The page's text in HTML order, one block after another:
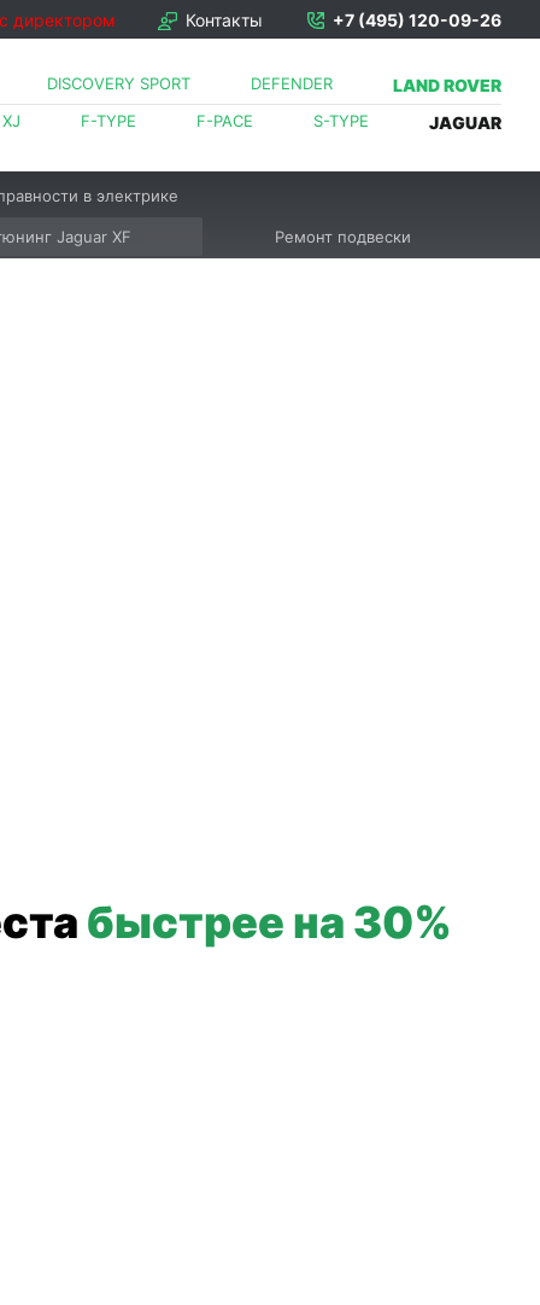
+7 (495) 120-09-26
Контакты
директором
LAND ROVER
DEFENDER
DISCOVERY SPORT
JAGUAR
S-TYPE
F-PACE
F-TYPE
XJ
в электрике
Jaguar XF Ремонт подвески
быстрее на 30%